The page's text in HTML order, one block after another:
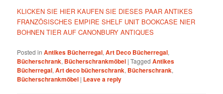
KLICKEN SIE HIER KAUFEN SIE DIESES PAAR ANTIKES
FRANZÖSISCHES EMPIRE SHELF UNIT BOOKCASE NIER
BOHNEN TIER AUF CANONBURY ANTIQUES
Posted in Antikes Bücherregal,Art Deco Bücherregal,
Bücherschrank, Bücherschrankmöbel |Tagged Antikes
Bücherregal,Art deco bücherschrank, Bücherschrank,
Bücherschrankmöbel | Leave a reply